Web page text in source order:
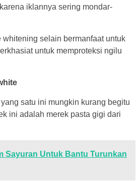
iklannya sering mondar-
selain bermanfaat untuk
untuk memproteksi ngilu
satu ini mungkin kurang begitu
ini adalah merek pasta gigi dari
Sayuran Untuk Bantu Turunkan